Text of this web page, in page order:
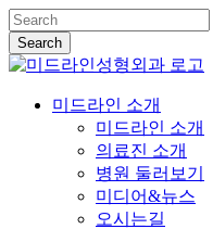
Skip
to
main
content
Search
Close
Menu
미드라인 소개
미드라인 소개
의료진 소개
병원 둘러보기
미디어&뉴스
오시는길